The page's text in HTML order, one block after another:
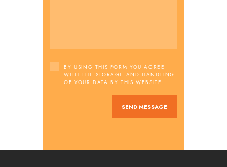
BY USING THIS FORM YOU AGREE
WITH THE STORAGE AND HANDLING
OF YOUR DATA BY THIS WEBSITE.